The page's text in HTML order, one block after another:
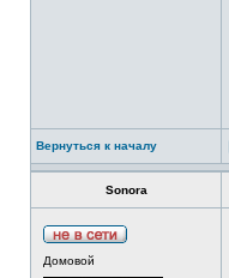
Вернуться к началу
Sonora
Домовой